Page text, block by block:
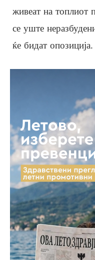
живеат на топлиот
се уште
ќе бидат опозиција.